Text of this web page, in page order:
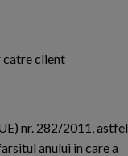
catre client
nr. 282/2011, astfel
anului in care a